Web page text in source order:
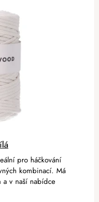
pro háčkování
kombinací. Má
a v naší nabídce